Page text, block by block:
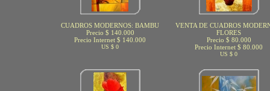
CUADROS MODERNOS: BAMBU
Precio $ 140.000
Precio Internet $ 140.000
US $ 0
VENTA DE CUADROS
FLORES
Precio $ 80.000
Precio Internet $ 80.000
US $ 0